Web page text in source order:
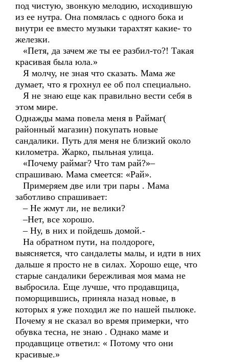
под чистую, звонкую мелодию, исходившую
из ее нутра. Она помялась с одного бока и
внутри ее вместо музыки тарахтят какие- то
железки.
«Петя, да зачем же ты ее разбил-то?! Такая
красивая была юла.»
Я молчу, не зная что сказать. Мама же
думает, что я грохнул ее об пол специально.
Я не знаю еще как правильно вести себя в
этом мире.
Однажды мама повела меня в Раймаг(
районный магазин) покупать новые
сандалики. Путь для меня не близкий около
километра. Жарко, пыльная улица.
«Почему раймаг? Что там рай?»–
спрашиваю. Мама смеется: «Рай».
Примеряем две или три пары . Мама
заботливо спрашивает:
– Не жмут ли, не велики?
–Нет, все хорошо.
– Ну, в них и пойдешь домой.-
На обратном пути, на полдороге,
выясняется, что сандалеты малы, и идти в них
дальше я просто не в силах. Хорошо еще, что
старые сандалики бережливая моя мама не
выбросила. Еще лучше, что продавщица,
поморщившись, приняла назад новые, в
которых я уже походил же по нашей пылюке.
Почему я не сказал во время примерки, что
обувка тесна, не знаю . Однако маме и
продавщице ответил: « Потому что они
красивые.»